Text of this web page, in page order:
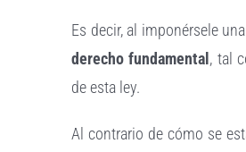
Es decir, al imponérsele
derecho fundamental , tal
de esta ley.
Al contrario de cómo se